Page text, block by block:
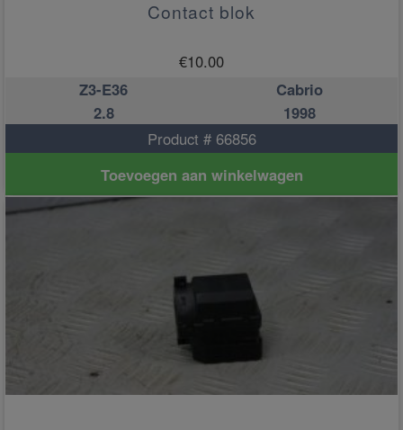
Contact blok
€10.00
Z3-E36
Cabrio
2.8
1998
Product # 66856
Toevoegen aan winkelwagen